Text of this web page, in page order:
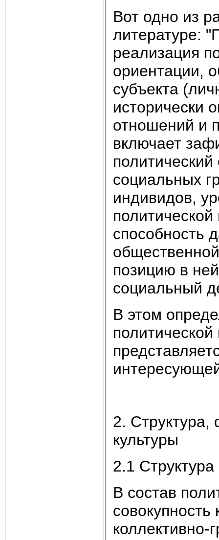
Вот одно из
литературе:
реализация
ориентации,
субъекта
исторически
отношений и
включает
социальных
индивидов,
способность
позицию в
социальный
В этом
2. Структура,
культуры
2.1
В состав
коллективно-